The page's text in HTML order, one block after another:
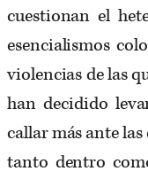
cuestionan el
esencialismos
violencias de las
han decidido
callar más ante
tanto dentro